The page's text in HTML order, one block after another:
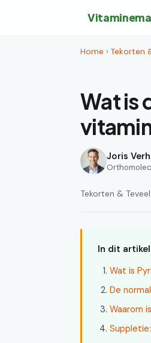
Home › Tekorten
Wat is
Joris
Tekorten &
In dit artikel
Wat is
De
Waarom